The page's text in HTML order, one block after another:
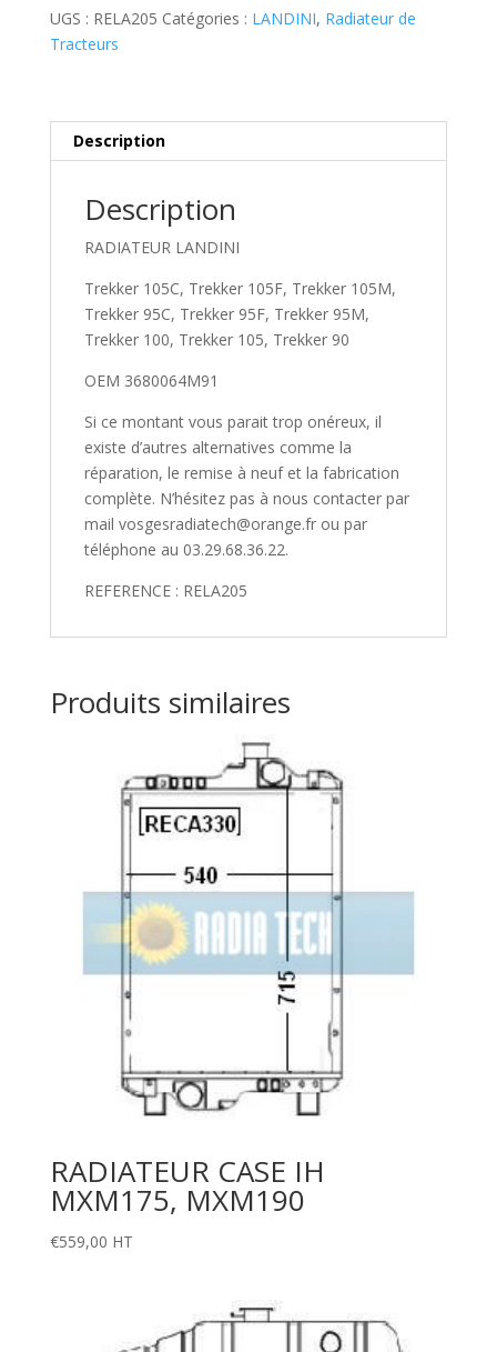
Trekker
105C,
105M,
Trekker
Trekker
Trekker
Trekker
UGS : RELA205 Catégories : LANDINI, Radiateur de
Tracteurs
Description
Description
RADIATEUR LANDINI
Trekker 105C, Trekker 105F, Trekker 105M,
Trekker 95C, Trekker 95F, Trekker 95M,
Trekker 100, Trekker 105, Trekker 90
OEM 3680064M91
Si ce montant vous parait trop onéreux, il
existe d’autres alternatives comme la
réparation, le remise à neuf et la fabrication
complète. N’hésitez pas à nous contacter par
mail vosgesradiatech@orange.fr ou par
téléphone au 03.29.68.36.22.
REFERENCE : RELA205
Produits similaires
RADIATEUR CASE IH
MXM175, MXM190
€559,00 HT